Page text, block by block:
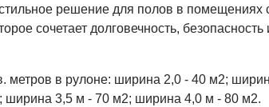
решение для полов в помещениях
сочетает долговечность, безопасность
метров в рулоне: ширина 2,0 - 40 м2;
3,5 м - 70 м2; ширина 4,0 м - 80 м2.